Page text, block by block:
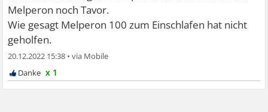
Melperon noch Tavor.
Wie gesagt Melperon 100 zum Einschlafen hat nicht
geholfen.
20.12.2022 15:38 •
x 1